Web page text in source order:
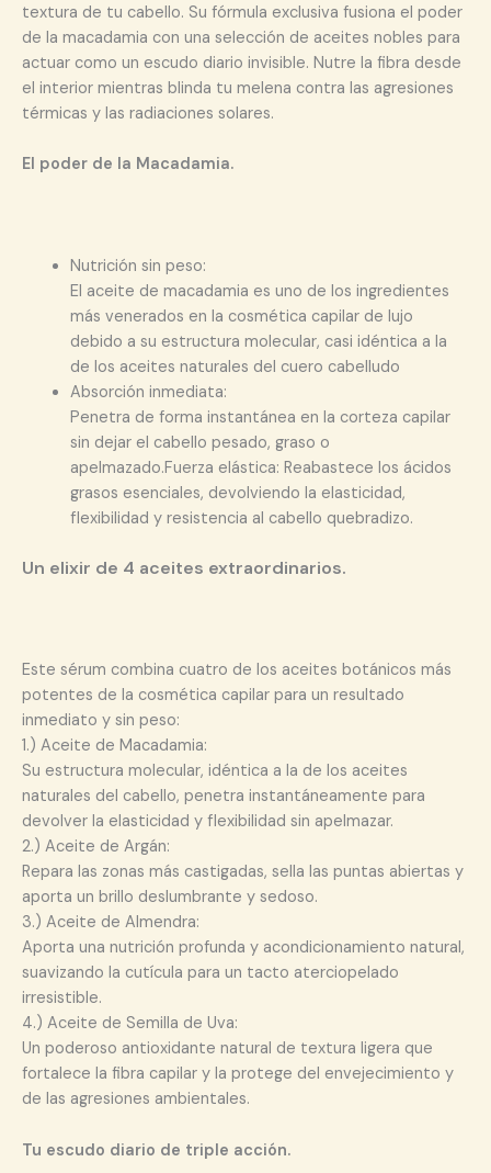
textura de tu cabello. Su fórmula exclusiva fusiona el poder
de la macadamia con una selección de aceites nobles para
actuar como un escudo diario invisible. Nutre la fibra desde
el interior mientras blinda tu melena contra las agresiones
térmicas y las radiaciones solares.
El poder de la Macadamia.
Nutrición sin peso:
El aceite de macadamia es uno de los ingredientes
más venerados en la cosmética capilar de lujo
debido a su estructura molecular, casi idéntica a la
de los aceites naturales del cuero cabelludo
Absorción inmediata:
Penetra de forma instantánea en la corteza capilar
sin dejar el cabello pesado, graso o
apelmazado.Fuerza elástica: Reabastece los ácidos
grasos esenciales, devolviendo la elasticidad,
flexibilidad y resistencia al cabello quebradizo.
Un elixir de 4 aceites extraordinarios.
Este sérum combina cuatro de los aceites botánicos más
potentes de la cosmética capilar para un resultado
inmediato y sin peso:
1.) Aceite de Macadamia:
Su estructura molecular, idéntica a la de los aceites
naturales del cabello, penetra instantáneamente para
devolver la elasticidad y flexibilidad sin apelmazar.
2.) Aceite de Argán:
Repara las zonas más castigadas, sella las puntas abiertas y
aporta un brillo deslumbrante y sedoso.
3.) Aceite de Almendra:
Aporta una nutrición profunda y acondicionamiento natural,
suavizando la cutícula para un tacto aterciopelado
irresistible.
4.) Aceite de Semilla de Uva:
Un poderoso antioxidante natural de textura ligera que
fortalece la fibra capilar y la protege del envejecimiento y
de las agresiones ambientales.
Tu escudo diario de triple acción.